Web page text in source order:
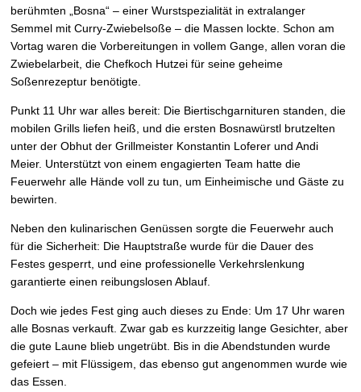
berühmten „Bosna“ – einer Wurstspezialität in extralanger
Semmel mit Curry-Zwiebelsoße – die Massen lockte. Schon am
Vortag waren die Vorbereitungen in vollem Gange, allen voran die
Zwiebelarbeit, die Chefkoch Hutzei für seine geheime
Soßenrezeptur benötigte.
Punkt 11 Uhr war alles bereit: Die Biertischgarnituren standen, die
mobilen Grills liefen heiß, und die ersten Bosnawürstl brutzelten
unter der Obhut der Grillmeister Konstantin Loferer und Andi
Meier. Unterstützt von einem engagierten Team hatte die
Feuerwehr alle Hände voll zu tun, um Einheimische und Gäste zu
bewirten.
Neben den kulinarischen Genüssen sorgte die Feuerwehr auch
für die Sicherheit: Die Hauptstraße wurde für die Dauer des
Festes gesperrt, und eine professionelle Verkehrslenkung
garantierte einen reibungslosen Ablauf.
Doch wie jedes Fest ging auch dieses zu Ende: Um 17 Uhr waren
alle Bosnas verkauft. Zwar gab es kurzzeitig lange Gesichter, aber
die gute Laune blieb ungetrübt. Bis in die Abendstunden wurde
gefeiert – mit Flüssigem, das ebenso gut angenommen wurde wie
das Essen.